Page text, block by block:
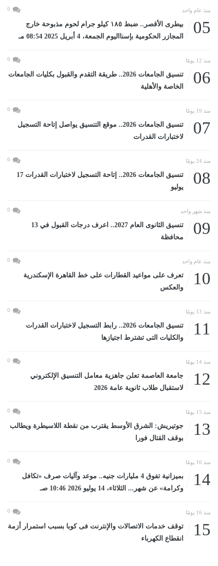
منذ عام واحد 0
05
بيطرى الأقصر.. ضبط ١٨٥ كيلو جرام لحوم مذبوحة خارج
المجازر الحكومية بإسنااليوم الجمعة، 4 أبريل 2025 08:54 مـ
منذ 12 يومًا 0
06
تنسيق الجامعات 2026.. طريقة التقدم والقبول بكليات الجامعات
الخاصة والأهلية
منذ 19 يومًا 0
07
تنسيق الجامعات 2026.. موقع التنسيق يواصل إتاحة التسجيل
لاختبارات القدرات
منذ 24 يومًا 0
08
تنسيق الجامعات 2026.. إتاحة التسجيل لاختبارات القدرات 17
يوليو
منذ شهر واحد 0
09
تنسيق الثانوى العام 2027.. اعرف درجات القبول في 13
محافظة
منذ عام واحد 0
10
تعرف على مواعيد القطارات على خط القاهرة الإسكندرية
والعكس
منذ 13 يومًا 0
11
تنسيق الجامعات 2026.. رابط التسجيل لاختبارات القدرات
والكليات التى تشترط اجتيازها
منذ 14 يومًا 0
12
جامعة العاصمة تعلن جاهزية معامل التنسيق الإلكتروني
لاستقبال طلاب ثانوية عامة 2026
منذ 15 يومًا 0
13
جوتيريش: الشرق الأوسط يقترب من نقطة اللاسيطرة ويطالب
بوقف القتال فورا
منذ 16 يومًا 0
14
بميزانية تفوق 4 مليارات جنيه.. موعد وآليات صرف «تكافل
وكرامة» عن شهر... الثلاثاء، 14 يوليو 2026 10:46 صـ
منذ 16 يومًا 0
15
توقف خدمات الاتصالات والإنترنت فى كوبا بسبب استمرار أزمة
انقطاع الكهرباء